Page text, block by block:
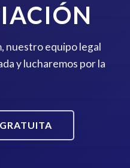
nuestro equipo legal
y lucharemos por la